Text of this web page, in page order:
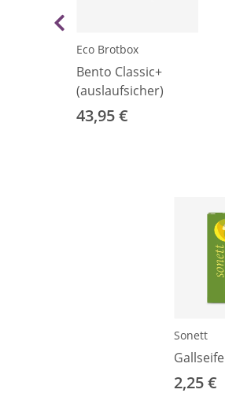
Eco Brotbox
Bento Classic+
(auslaufsicher)
43,95 €
Sonett
Gallseife
2,25 €